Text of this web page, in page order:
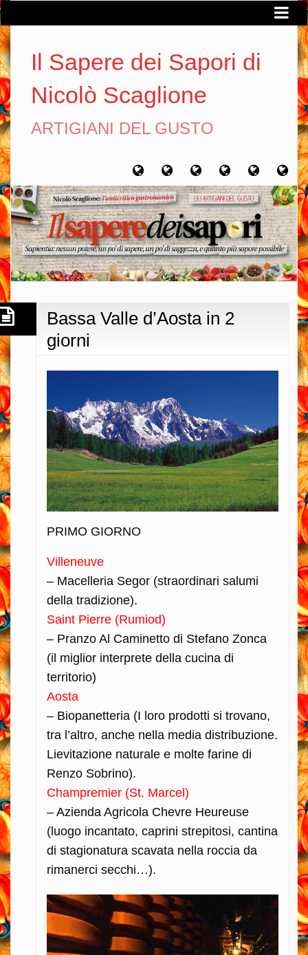
Il Sapere dei Sapori di
Nicolò Scaglione
ARTIGIANI DEL GUSTO
Home Chi
sono
Artigiani
del
gusto
Viaggi
del
gusto
Filosofia
del
gusto
Bassa Valle d’Aosta in 2
giorni
PRIMO GIORNO
Villeneuve
– Macelleria Segor (straordinari salumi
della tradizione).
Saint Pierre (Rumiod)
– Pranzo Al Caminetto di Stefano Zonca
(il miglior interprete della cucina di
territorio)
Aosta
– Biopanetteria (I loro prodotti si trovano,
tra l’altro, anche nella media distribuzione.
Lievitazione naturale e molte farine di
Renzo Sobrino).
Champremier (St. Marcel)
– Azienda Agricola Chevre Heureuse
(luogo incantato, caprini strepitosi, cantina
di stagionatura scavata nella roccia da
rimanerci secchi…).